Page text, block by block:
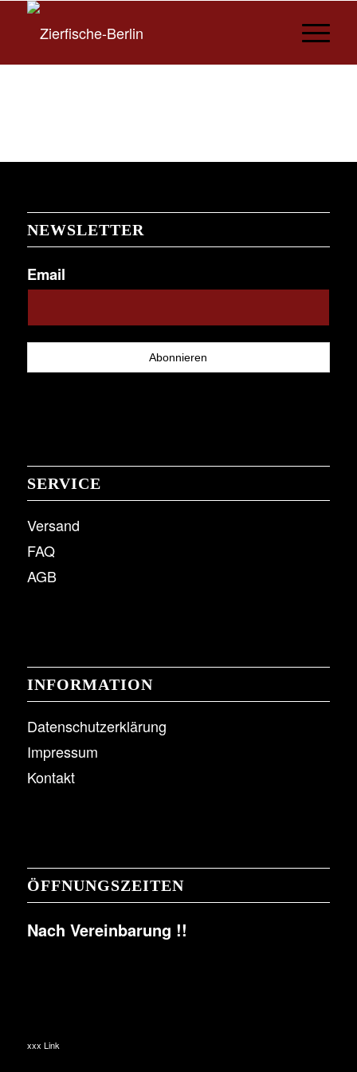
NEWSLETTER
Email
SERVICE
Versand
FAQ
AGB
INFORMATION
Datenschutzerklärung
Impressum
Kontakt
ÖFFNUNGSZEITEN
Nach Vereinbarung !!
xxx Link